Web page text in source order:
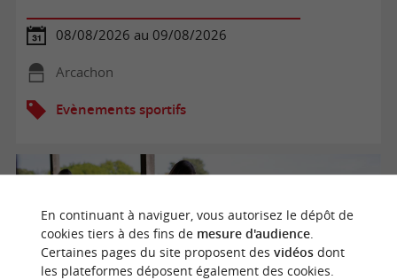
08/08/2026 au 09/08/2026
Arcachon
Evènements sportifs
En continuant à naviguer, vous autorisez le dépôt de
cookies tiers à des fins de mesure d'audience.
Certaines pages du site proposent des vidéosdont
les plateformes déposent également des cookies.